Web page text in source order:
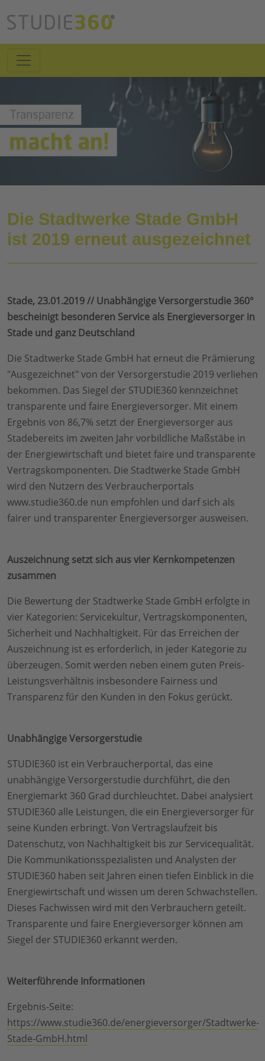
Die Stadtwerke Stade GmbH
ist 2019 erneut ausgezeichnet
Stade, 23.01.2019 // Unabhängige Versorgerstudie 360°
bescheinigt besonderen Service als Energieversorger in
Stade und ganz Deutschland
Die Stadtwerke Stade GmbH hat erneut die Prämierung
"Ausgezeichnet" von der Versorgerstudie 2019 verliehen
bekommen. Das Siegel der STUDIE360 kennzeichnet
transparente und faire Energieversorger. Mit einem
Ergebnis von 86,7% setzt der Energieversorger aus
Stadebereits im zweiten Jahr vorbildliche Maßstäbe in
der Energiewirtschaft und bietet faire und transparente
Vertragskomponenten. Die Stadtwerke Stade GmbH
wird den Nutzern des Verbraucherportals
www.studie360.de nun empfohlen und darf sich als
fairer und transparenter Energieversorger ausweisen.
Auszeichnung setzt sich aus vier Kernkompetenzen
zusammen
Die Bewertung der Stadtwerke Stade GmbH erfolgte in
vier Kategorien: Servicekultur, Vertragskomponenten,
Sicherheit und Nachhaltigkeit. Für das Erreichen der
Auszeichnung ist es erforderlich, in jeder Kategorie zu
überzeugen. Somit werden neben einem guten Preis-
Leistungsverhältnis insbesondere Fairness und
Transparenz für den Kunden in den Fokus gerückt.
Unabhängige Versorgerstudie
STUDIE360 ist ein Verbraucherportal, das eine
unabhängige Versorgerstudie durchführt, die den
Energiemarkt 360 Grad durchleuchtet. Dabei analysiert
STUDIE360 alle Leistungen, die ein Energieversorger für
seine Kunden erbringt. Von Vertragslaufzeit bis
Datenschutz, von Nachhaltigkeit bis zur Servicequalität.
Die Kommunikationsspezialisten und Analysten der
STUDIE360 haben seit Jahren einen tiefen Einblick in die
Energiewirtschaft und wissen um deren Schwachstellen.
Dieses Fachwissen wird mit den Verbrauchern geteilt.
Transparente und faire Energieversorger können am
Siegel der STUDIE360 erkannt werden.
Weiterführende Informationen
Ergebnis-Seite:
https://www.studie360.de/energieversorger/Stadtwerke-
Stade-GmbH.html